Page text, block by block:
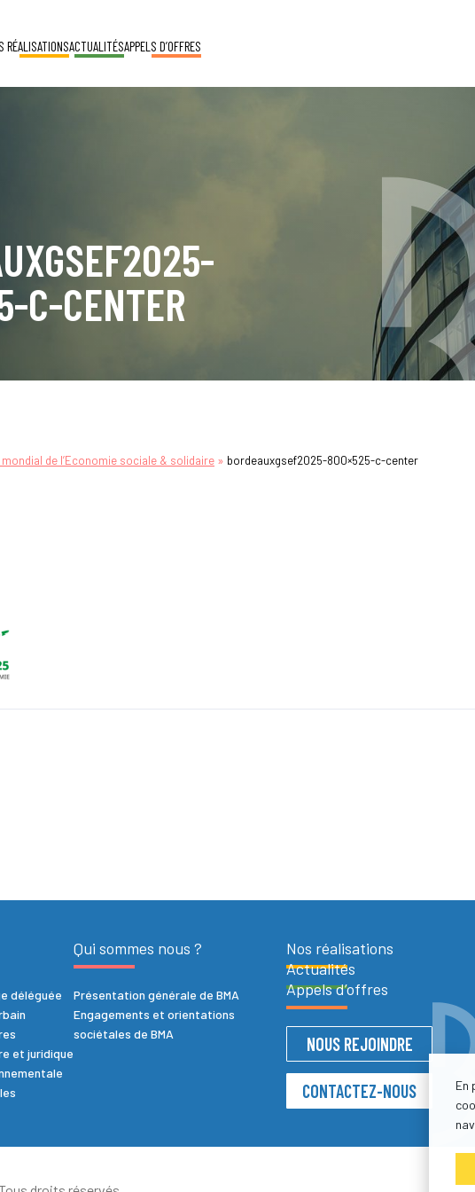
RÉALISATIONSACTUALITÉSAPPELS D’OFFRES
C-CENTER
mondial de l’Economie sociale & solidaire » bordeauxgsef2025-800×525-c-center
déléguée
et juridique
Qui sommes nous ?
Présentation générale de BMA
Engagements et orientations
sociétales de BMA
Nos réalisations
Actualités
Appels d’offres
NOUS REJOINDRE
CONTACTEZ-NOUS
En